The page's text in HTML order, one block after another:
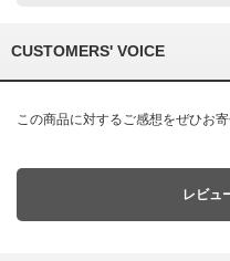
CUSTOMERS' VOICE
この商品に対するご感想をぜひお寄
レビュ